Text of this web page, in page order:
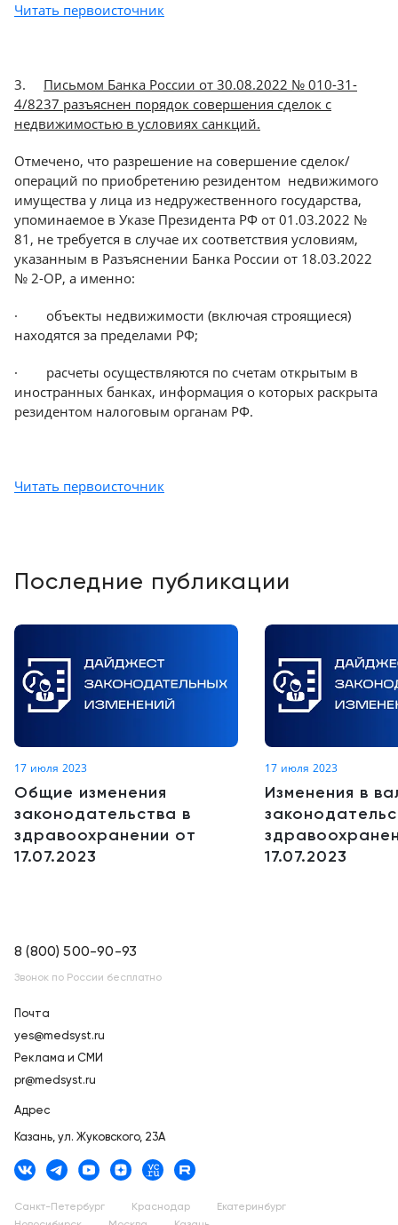
Читать первоисточник
3. Письмом Банка России от 30.08.2022 № 010-31-
4/8237 разъяснен порядок совершения сделок с
недвижимостью в условиях санкций.
Отмечено, что разрешение на совершение сделок/
операций по приобретению резидентом недвижимого
имущества у лица из недружественного государства,
упоминаемое в Указе Президента РФ от 01.03.2022 №
81, не требуется в случае их соответствия условиям,
указанным в Разъяснении Банка России от 18.03.2022
№ 2-ОР, а именно:
· объекты недвижимости (включая строящиеся)
находятся за пределами РФ;
· расчеты осуществляются по счетам открытым в
иностранных банках, информация о которых раскрыта
резидентом налоговым органам РФ.
Читать первоисточник
Последние публикации
17 июля 2023
Общие изменения
законодательства в
здравоохранении от
17.07.2023
17 июля 2023
Изменения в
17.07.2023
8 (800) 500-90-93
Звонок по России бесплатно
Почта
yes@medsyst.ru
Реклама и СМИ
pr@medsyst.ru
Адрес
Казань, ул. Жуковского, 23А
Санкт-Петербург Краснодар
Екатеринбург